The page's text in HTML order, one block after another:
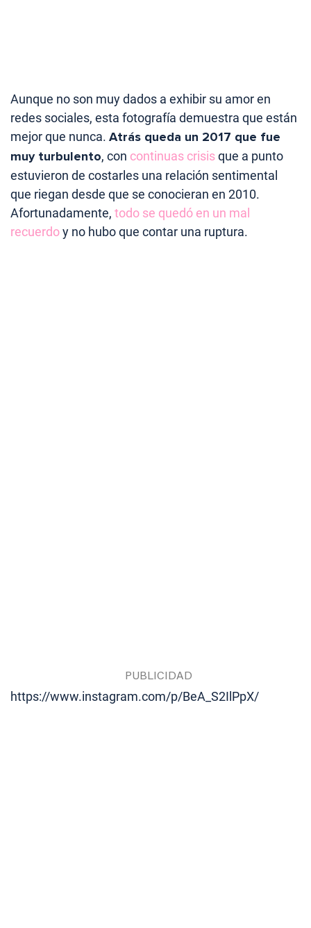
Aunque no son muy dados a exhibir su amor en
redes sociales, esta fotografía demuestra que están
mejor que nunca. Atrás queda un 2017 que fue
muy turbulento, con continuas crisisque a punto
estuvieron de costarles una relación sentimental
que riegan desde que se conocieran en 2010.
Afortunadamente, todo se quedó en un mal
recuerdoy no hubo que contar una ruptura.
https://www.instagram.com/p/BeA_S2IlPpX/